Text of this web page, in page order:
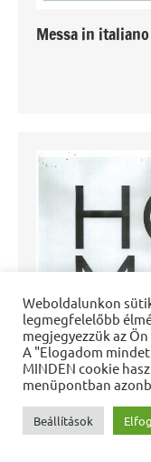
Messa in italiano
Weboldalunkon
legmegfelelőbb
megjegyezzük az
A "Elogadom
MINDEN cookie
menüpontban
Beállítások